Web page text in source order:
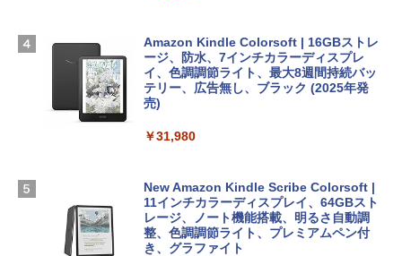
【Amazon.co.jp限定】 HP ノートパソコ
ン 15-fd 15.6インチ 16GBメモリ 512GB
SSD インテル Core 5
￥129,800
FMV ノートパソコン WE1-K3 (MS 365 P
ersonal/Copilotキー搭載/Win 11/15.6型/
Core i5/16GB/SSD 512GB/ホワイト) FM
VWK3E15W_AZ
ows11、10/mac対応|PC2台
￥39,582
ト): Java & Bedrock Edition | オンライ
￥3,600
￥480
FM TOWNS ハイパー・カタログ: 本体ハ
ェクトリストと最新エミュレータ紹介
Amazon Kindle Colorsoft | 16GBストレ
ージ、防水、7インチカラーディスプレ
イ、色調調節ライト、最大8週間持続バッ
テリー、広告無し、ブラック (2025年発
売)
￥31,980
New Amazon Kindle Scribe Colorsoft |
11インチカラーディスプレイ、64GBスト
レージ、ノート機能搭載、明るさ自動調
整、色調調節ライト、プレミアムペン付
き、グラファイト